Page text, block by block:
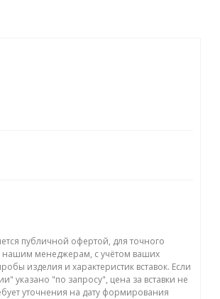
публичной офертой, для точного
нашим менеджерам, с учётом ваших
изделия и характеристик вставок. Если
указано "по запросу", цена за вставки не
уточнения на дату формирования